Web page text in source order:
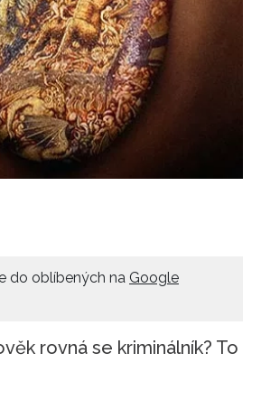
do oblíbených na Google
rovná se kriminálník? To